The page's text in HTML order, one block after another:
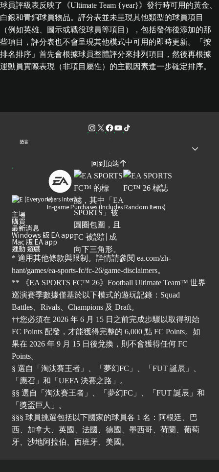
球員評級表反映了《Ultimate Team {year}》發行時可用的黃金、
白銀和青銅球員物品。評分表並未呈現其他類型的球員項目
（例如英雄、圖示或戰役球員等項目），包括發佈後添加的那
些項目，評分表也不會呈現其他模式中可用的即時更新。「按
排名排序」首先會根據球員整體評分來排列項目，然後再根據
運動員實際表現（非項目屬性）的主觀因素進一步確定排序。
語言
回到頂端
Users Interact
In-game Purchases (Includes Random Items)
主場
購買
最新消息
Windows 版 EA app
Mac 版 EA app
運動 遊戲
* 適用其他條款與限制。詳情請參閱 ea.com/zh-
hant/games/ea-sports-fc/fc-26/game-disclaimers。
** 《EA SPORTS FC™ 26》Football Ultimate Team™ 世界
巡演賽季數據僅基於以下模式的遊玩記錄：Squad
Battles、Rivals、Champions 及 Draft。
††您必須在 2026 年 6 月 15 日之前完成步驟以取得初始
FC Points 配發，才能獲得完整的 6,000 點 FC Points。如
果在 2026 年 9 月 15 日後兌換，則不會獲得任何 FC
Points。
§ 選自「淘汰賽王者」、「夢幻FC」、「FUT 誕辰」、
「應召」和「UEFA 決賽之路」。
§§ 選自「淘汰賽王者」、「夢幻FC」、「FUT 誕辰」和
「獎盃巨人」。
§§§ 球員挑選包括以下國家的球員各 1 名：阿根廷、巴
西、加拿大、英國、法國、德國、墨西哥、荷蘭、葡萄
牙、沙地阿拉伯、西班牙、美國。